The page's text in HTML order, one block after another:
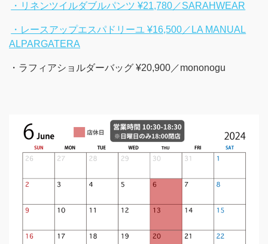
・リネンツイルダブルパンツ ¥21,780／SARAHWEAR
・レースアップエスパドリーユ ¥16,500／LA MANUAL
ALPARGATERA
・ラフィアショルダーバッグ ¥20,900／mononogu